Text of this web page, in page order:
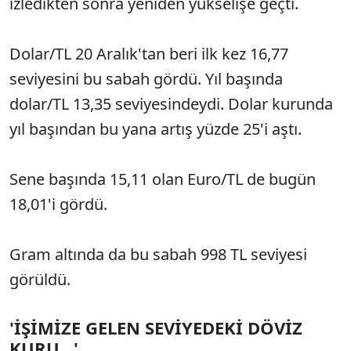
Dolar/TL 20 Aralık'tan beri ilk kez 16,77
seviyesini bu sabah gördü. Yıl başında
dolar/TL 13,35 seviyesindeydi. Dolar kurunda
yıl başından bu yana artış yüzde 25'i aştı.
Sene başında 15,11 olan Euro/TL de bugün
18,01'i gördü.
Gram altında da bu sabah 998 TL seviyesi
görüldü.
'İŞİMİZE GELEN SEVİYEDEKİ DÖVİZ